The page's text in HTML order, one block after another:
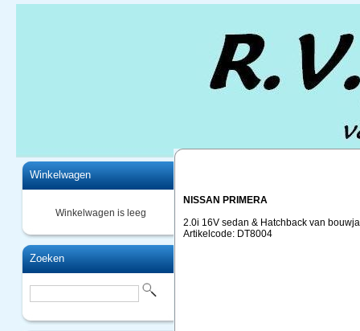
Winkelwagen
Winkelwagen is leeg
Zoeken
NISSAN PRIMERA
2.0i 16V sedan & Hatchback van
Artikelcode: DT8004